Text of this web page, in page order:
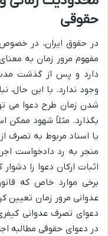
حقوقی
در حقوق ایران، در
مفهوم مرور زمان به
دارد و پس از گذشت
وجود ندارد. با این حال،
شدن زمان طرح دعوا می
بگذارد. مثلاً شهود ممکن
یا اسناد مربوط به تصرف
منجر به رد دادخواست
اثبات ارکان دعوا را
برخی موارد خاص که
عدوانی مرور زمان تعیین
دعوای تصرف عدوانی
در دعوای حقوقی مطالبه